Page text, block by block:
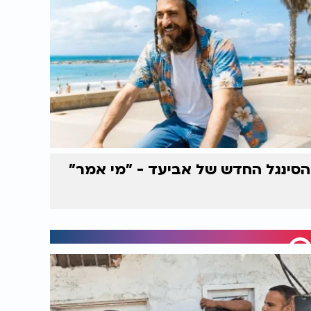
הסינגל החדש של אביעד - "מי אמר"